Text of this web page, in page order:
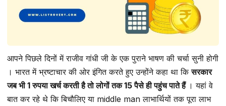
आपने पिछले दिनों में राजीव गांधी जी के एक पुराने भाषण की चर्चा सुनी होगी
। भारत में भ्रष्टाचार की ओर इंगित करते हुए उन्होंने कहा था किसरकार
जब भी 1 रुपया खर्च करती है तो लोगों तक 15 पैसे ही पहुंच पाते हैं । यहां वे
बात कर रहे थे कि बिचौलिए या middle man लाभार्थियों तक पूरा लाभ